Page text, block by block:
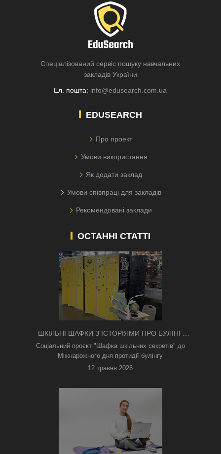
Спеціалізований сервіс пошуку навчальних
закладів України
Ел. пошта: info@edusearch.com.ua
EDUSEARCH
Про проект
Умови використання
Як додати заклад
Умови співпраці для закладів
Рекомендовані заклади
ОСТАННІ СТАТТІ
ШКІЛЬНІ ШАФКИ З ІСТОРІЯМИ ПРО БУЛІНГ
З'ЯВИЛИСЯ В КИЄВІ
Соціальний проєкт "Шафка шкільних секретів" до
Міжнарожного дня протидії булінгу
12 травня 2026